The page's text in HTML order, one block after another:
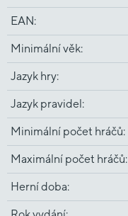
EAN:
Minimální věk:
Jazyk hry:
Jazyk pravidel :
Minimální počet hráčů:
Maximální počet hráčů:
Herní doba: